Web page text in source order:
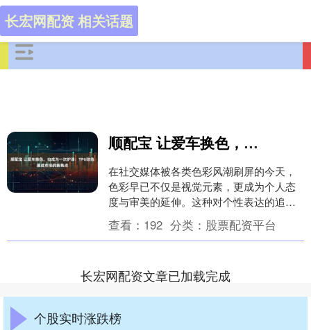
长宏网配资 相关话题
顺配宝 让爱车换色，也成为一次护漆：TPU改色膜成市场的新焦点
在社交媒体被各类色彩风潮刷屏的今天，
色彩早已不仅是视觉元素，更成为个人态
度与审美的延伸。这种对个性表达的追
求，逐渐从穿着搭配扩展至生活各个角
落，最终也映照在我们....
查看： 192 分类： 股票配资平台
长宏网配资文章已加载完成
个股实时涨跌榜